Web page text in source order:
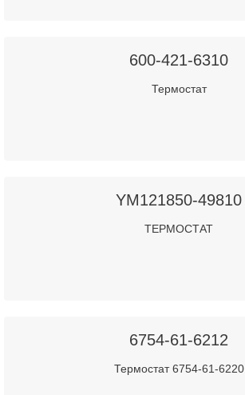
600-421-6310
Термостат
YM121850-49810
ТЕРМОСТАТ
6754-61-6212
Термостат 6754-61-6220